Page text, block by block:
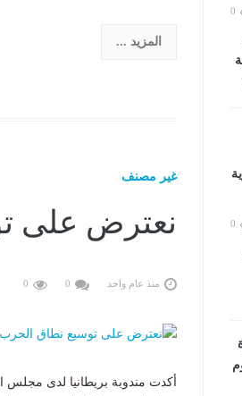
0
0
المزيد ...
غير مصنف
نعترض على
منذ عام واحد 0
0
أكدت مندوبة بريطانيا لدى مجلس